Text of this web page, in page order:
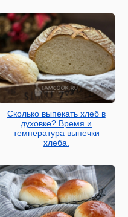
Сколько выпекать хлеб в
духовке? Время и
температура выпечки
хлеба.